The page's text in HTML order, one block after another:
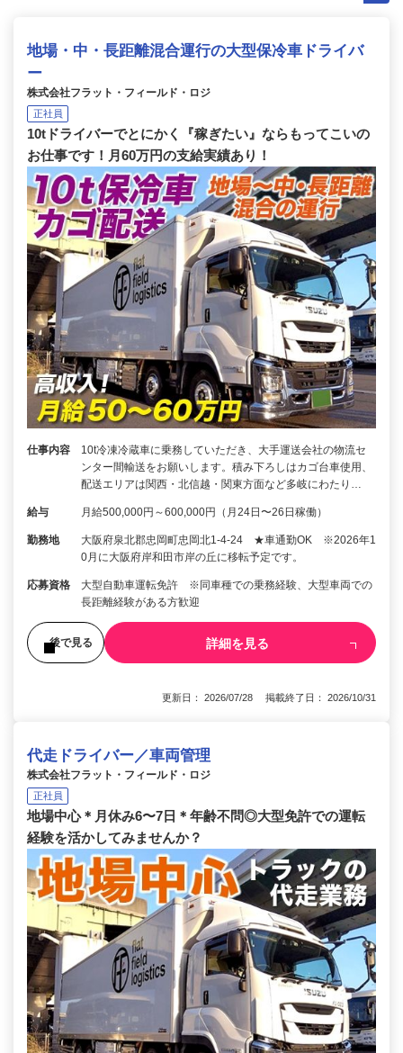
地場・中・長距離混合運行の大型保冷車ドライバ
ー
株式会社フラット・フィールド・ロジ
正社員
10tドライバーでとにかく『稼ぎたい』ならもってこいの
お仕事です！月60万円の支給実績あり！
仕事内容
10t冷凍冷蔵車に乗務していただき、大手運送会社の物流セ
ンター間輸送をお願いします。積み下ろしはカゴ台車使用、
配送エリアは関西・北信越・関東方面など多岐にわたり…
給与 月給500,000円～600,000円（月24日〜26日稼働）
勤務地
大阪府泉北郡忠岡町忠岡北1-4-24 ★車通勤OK ※2026年1
0月に大阪府岸和田市岸の丘に移転予定です。
応募資格
大型自動車運転免許 ※同車種での乗務経験、大型車両での
長距離経験がある方歓迎
後で見る 詳細を見る
更新日： 2026/07/28 掲載終了日： 2026/10/31
代走ドライバー／車両管理
株式会社フラット・フィールド・ロジ
正社員
地場中心＊月休み6〜7日＊年齢不問◎大型免許での運転
経験を活かしてみませんか？